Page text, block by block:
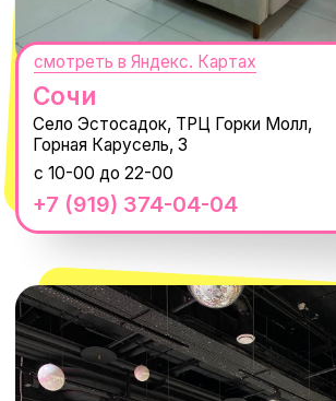
Оплата долями
Size guide
Обмен и возврат
ПОКУПАТЕЛЯМ
Вакансии
Реквизиты
Магазины
Наши путешествия
Наши проекты
Новости
О КОМПАНИИ
Нажимая "Подписаться", вы соглашаетесь с
Политикой обработки
персональных данных
Согласием на рассылку электронных
сообщений
MACROCOSM
14'000+ подписчиков в нашем Telegram-